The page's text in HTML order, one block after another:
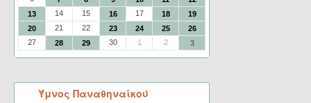
13
14 15 16 17 18
19
20
21 22 23 24 25
26
27
28 29 30 1 2 3
Ύμνος Παναθηναϊκού